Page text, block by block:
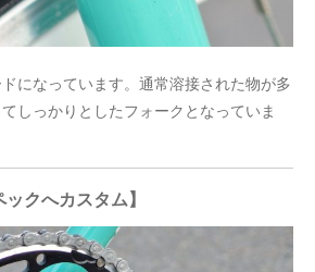
になっています。通常溶接された物が多
しっかりとしたフォークとなっていま
ックへカスタム】